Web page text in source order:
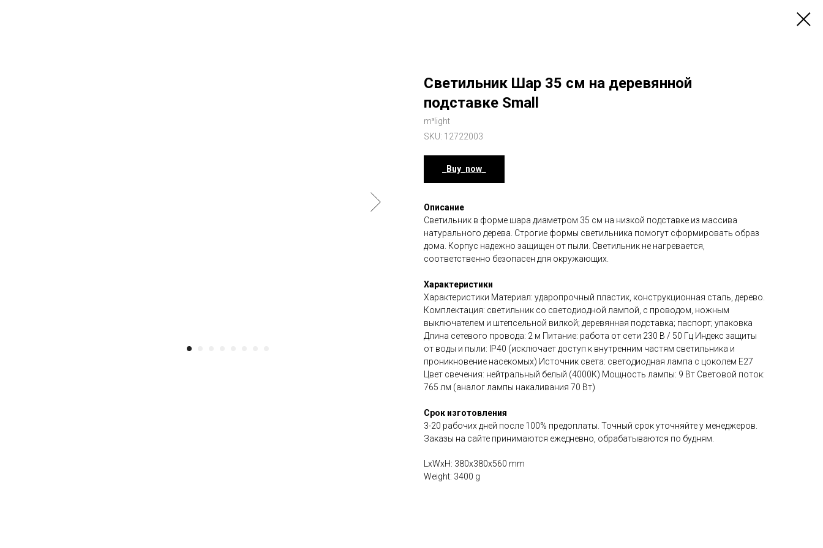
Светильник Шар 35 см на деревянной
подставке Small
m³light
SKU: 12722003
_Buy_now_
Описание
Светильник в форме шара диаметром 35 см на низкой подставке из массива
натурального дерева. Строгие формы светильника помогут сформировать образ
дома. Корпус надежно защищен от пыли. Светильник не нагревается,
соответственно безопасен для окружающих.
Характеристики
Характеристики Материал: ударопрочный пластик, конструкционная сталь, дерево.
Комплектация: светильник со светодиодной лампой, с проводом, ножным
выключателем и штепсельной вилкой; деревянная подставка; паспорт; упаковка
Длина сетевого провода: 2 м Питание: работа от сети 230 В / 50 Гц Индекс защиты
от воды и пыли: IP40 (исключает доступ к внутренним частям светильника и
проникновение насекомых) Источник света: светодиодная лампа с цоколем Е27
Цвет свечения: нейтральный белый (4000К) Мощность лампы: 9 Вт Световой поток:
765 лм (аналог лампы накаливания 70 Вт)
Срок изготовления
3-20 рабочих дней после 100% предоплаты. Точный срок уточняйте у менеджеров.
Заказы на сайте принимаются ежедневно, обрабатываются по будням.
LxWxH: 380x380x560 mm
Weight: 3400 g